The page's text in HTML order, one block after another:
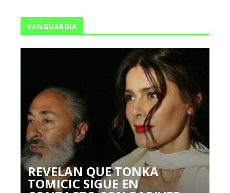
VANGUARDIA
REVELAN QUE TONKA
TOMICIC SIGUE EN